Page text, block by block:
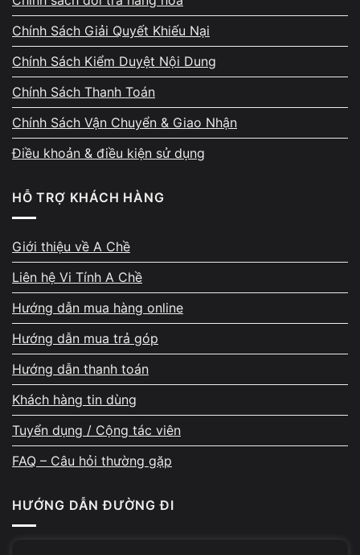
Trường hợp nặng
Macbook màn hình đenhoàn toàn
Không xuất được hình ra màn hình ngoài
Máy từng vô nước hoặc rơi mạnh
Máy nóng bất thường hoặc có mùi khét
Đây là dấu hiệu màn hình hoặc mainboard đã gặp vấn đề
Vi Tính A Chề xử lý lỗi Macbook màn
hình đen như thế nào
sẽ:
Chính Sách Giải Quyết Khiếu Nại
Chính Sách Kiểm Duyệt Nội Dung
Chính Sách Thanh Toán
Chính Sách Vận Chuyển & Giao Nhận
Điều khoản & điều kiện sử dụng
HỖ TRỢ KHÁCH HÀNG
Giới thiệu về A Chề
Liên hệ Vi Tính A Chề
Hướng dẫn mua hàng online
Hướng dẫn mua trả góp
Hướng dẫn thanh toán
Khách hàng tin dùng
Tuyển dụng / Cộng tác viên
FAQ – Câu hỏi thường gặp
HƯỚNG DẪN ĐƯỜNG ĐI